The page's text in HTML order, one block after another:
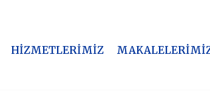
HİZMETLERİMİZ